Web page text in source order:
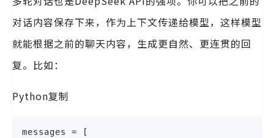
对话内容保存下来，作为上下文传递给模型，这样模型
就能根据之前的聊天内容，生成更自然、更连贯的回
复。比如：
Python复制
messages = [